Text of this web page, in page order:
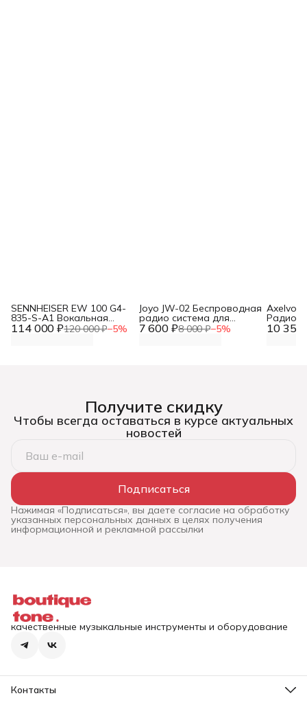
114 000 ₽120 000 ₽−5%
SENNHEISER EW 100 G4-
835-S-A1 Вокальная
радиосистема с ручным 7 600 ₽8 000 ₽−5%
Joyo JW-02 Беспроводная
радио система для
гитары 10 355
Axelvox
Получите скидку
Чтобы всегда оставаться в курсе актуальных
новостей
Подписаться
Нажимая «Подписаться», вы даете согласие на обработку
указанных персональных данных в целях получения
информационной и рекламной рассылки
качественные музыкальные инструменты и оборудование
Контакты